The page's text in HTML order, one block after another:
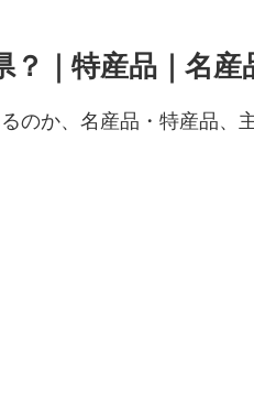
？｜特産品｜名
のか、名産品・特産品、